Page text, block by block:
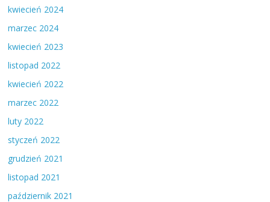
kwiecień 2024
marzec 2024
kwiecień 2023
listopad 2022
kwiecień 2022
marzec 2022
luty 2022
styczeń 2022
grudzień 2021
listopad 2021
październik 2021